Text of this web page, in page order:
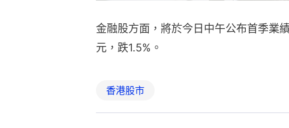
金融股方面，將於今日中午公布首季業
元，跌1.5%。
香港股市